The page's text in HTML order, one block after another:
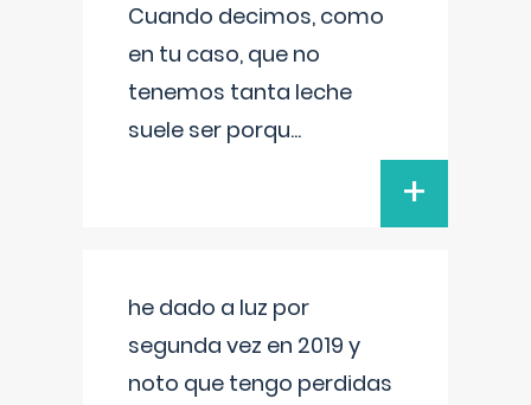
Cuando decimos, como
en tu caso, que no
tenemos tanta leche
suele ser porqu...
+
he dado a luz por
segunda vez en 2019 y
noto que tengo perdidas